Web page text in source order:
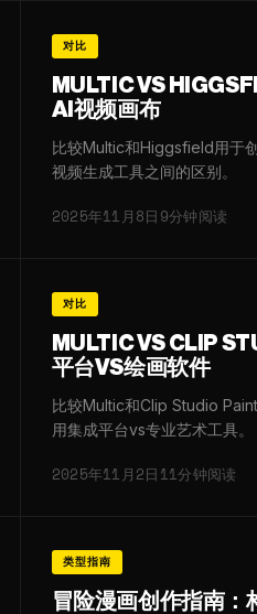
对比
MULTIC VS
AI视频画布
比较Multic和Higgsfield用于
视频生成工具之间的区别。
2025年11月8日 9分钟阅读
对比
MULTIC VS CLIP
平台VS绘画软件
比较Multic和Clip Studio
用集成平台vs专业艺术工具。
2025年11月2日 11分钟阅读
类型指南
冒险漫画创作指南：